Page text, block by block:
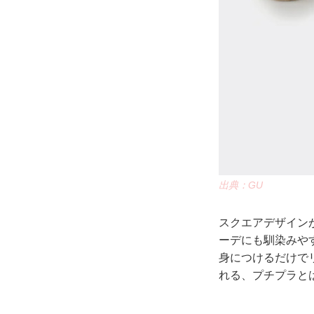
出典：GU
スクエアデザイン
ーデにも馴染みや
身につけるだけで
れる、プチプラ